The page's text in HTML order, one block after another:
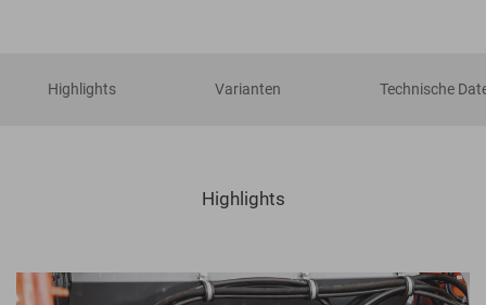
Highlights Varianten Technische
Highlights